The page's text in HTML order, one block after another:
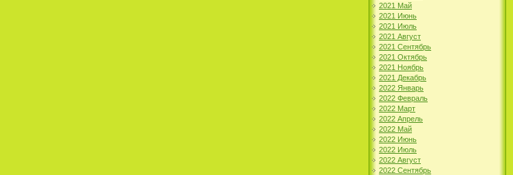
2021 Май
2021 Июнь
2021 Июль
2021 Август
2021 Сентябрь
2021 Октябрь
2021 Ноябрь
2021 Декабрь
2022 Январь
2022 Февраль
2022 Март
2022 Апрель
2022 Май
2022 Июнь
2022 Июль
2022 Август
2022 Сентябрь